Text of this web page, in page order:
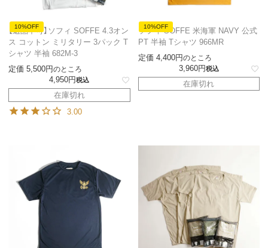
10%OFF
【返品不可】ソフィ SOFFE 4.3オン
ス コットン ミリタリー 3パック T
シャツ 半袖 682M-3
定価 5,500 のところ
4,950 税込
在庫切れ
3.00
10%OFF
ソフィ SOFFE 米海軍 NAVY 公式
PT 半袖 Tシャツ 966MR
定価 4,400 のところ
3,960 税込
在庫切れ